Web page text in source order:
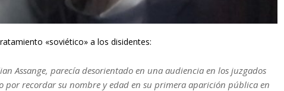
«soviético» a los disidentes:
Assange, parecía desorientado en una audiencia en los juzgados
por recordar su nombre y edad en su primera aparición pública en